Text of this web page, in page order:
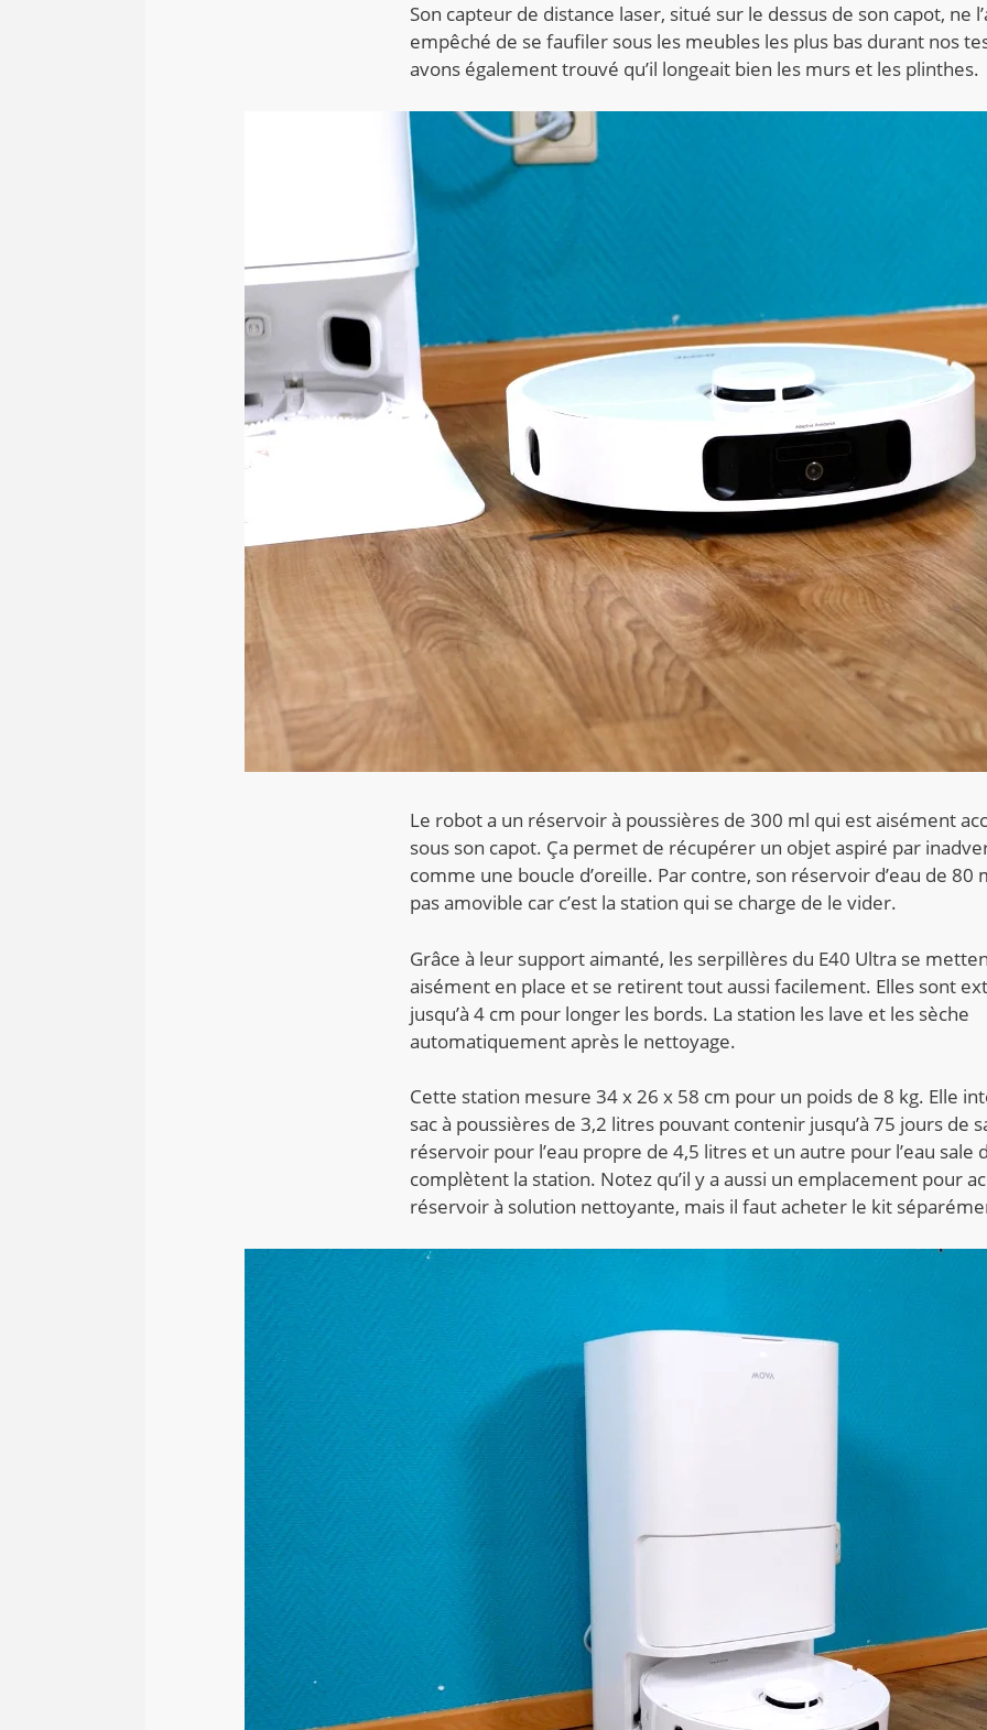
Son capteur de distance laser, situé sur le dessus de son capot, ne
empêché de se faufiler sous les meubles les plus bas durant nos
avons également trouvé qu’il longeait bien les murs et les plinthes.
Le robot a un réservoir à poussières de 300 ml qui est aisément
sous son capot. Ça permet de récupérer un objet aspiré par
comme une boucle d’oreille. Par contre, son réservoir d’eau de 80
pas amovible car c’est la station qui se charge de le vider.
Grâce à leur support aimanté, les serpillères du E40 Ultra se
aisément en place et se retirent tout aussi facilement. Elles sont
jusqu’à 4 cm pour longer les bords. La station les lave et les sèche
automatiquement après le nettoyage.
Cette station mesure 34 x 26 x 58 cm pour un poids de 8 kg. Elle
sac à poussières de 3,2 litres pouvant contenir jusqu’à 75 jours de
réservoir pour l’eau propre de 4,5 litres et un autre pour l’eau sale
complètent la station. Notez qu’il y a aussi un emplacement pour
réservoir à solution nettoyante, mais il faut acheter le kit